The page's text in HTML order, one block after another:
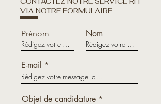
VIA NOTRE FORMULAIRE
Prénom Nom
E-mail
Objet de candidature